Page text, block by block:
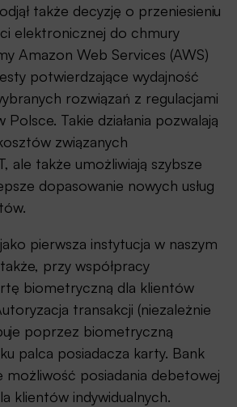
także decyzję o przeniesieniu
elektronicznej do chmury
Amazon Web Services (AWS)
potwierdzające wydajność
rozwiązań z regulacjami
Polsce. Takie działania pozwalają
związanych
ale także umożliwiają szybsze
dopasowanie nowych usług
pierwsza instytucja w naszym
przy współpracy
biometryczną dla klientów
transakcji (niezależnie
poprzez biometryczną
palca posiadacza karty. Bank
możliwość posiadania debetowej
klientów indywidualnych.